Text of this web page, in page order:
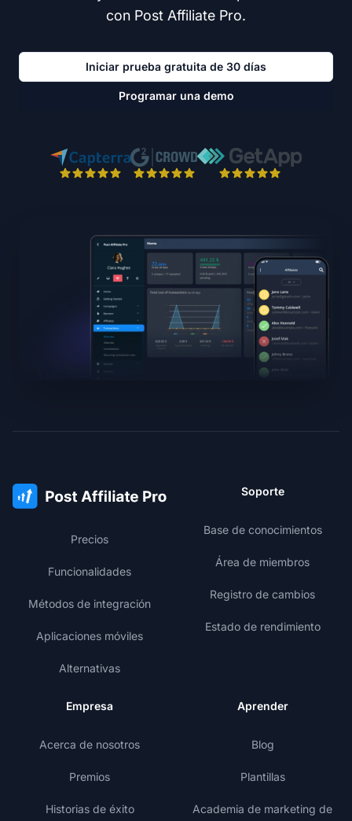
con Post Affiliate Pro.
Iniciar prueba gratuita de 30 días
Programar una demo
Precios
Funcionalidades
Métodos de integración
Aplicaciones móviles
Alternativas
Soporte
Base de conocimientos
Área de miembros
Registro de cambios
Estado de rendimiento
Empresa
Acerca de nosotros
Premios
Historias de éxito
Aprender
Blog
Plantillas
Academia de marketing de